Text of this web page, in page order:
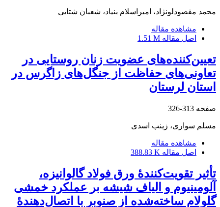
محمد مقصودلونژاد، امیراسلام بنیاد، شعبان شتایی
مشاهده مقاله
اصل مقاله 1.51 M
تعیین‌کننده‌های عضویت زنان روستایی در
تعاونی‌های حفاظت از جنگل‌های زاگرس در
استان لرستان
صفحه 313-326
مسلم سواری، زینب اسدی
مشاهده مقاله
اصل مقاله 388.83 K
تأثیر تقویت‌کنندۀ ورق فولاد گالوانیزه،
آلومینیوم و الیاف شیشه بر عملکرد خمشی
گلولام ساخته‌شده از صنوبر با اتصال‌دهندۀ